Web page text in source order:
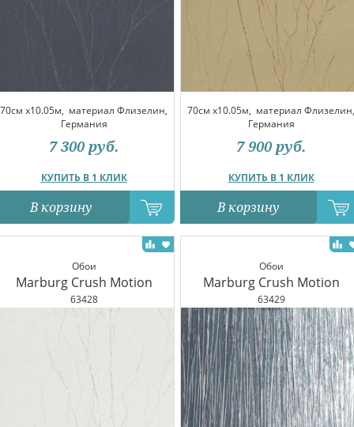
70см x10.05м, материал Флизелин,
Германия
КУПИТЬ В 1 КЛИК
7 300 руб.
В корзину
70см x10.05м, материал Флизелин,
Германия
КУПИТЬ В 1 КЛИК
7 900 руб.
В корзину
Обои
Marburg Crush Motion
63428
Обои
Marburg Crush Motion
63429